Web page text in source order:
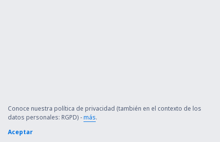
Conoce nuestra política de privacidad (también en el contexto de los
datos personales: RGPD) -más.
Aceptar